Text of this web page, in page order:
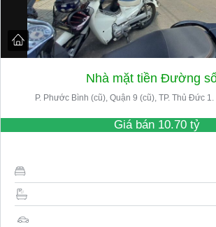
Nhà mặt tiền Đường
P. Phước Bình (cũ), Quận 9 (cũ), TP. Thủ Đức 1.
Giá bán 10.70 tỷ